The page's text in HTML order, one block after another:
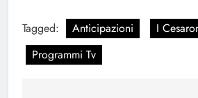
Tagged: Anticipazioni
I
Programmi Tv